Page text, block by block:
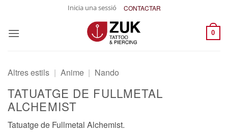
content
Inicia una sessió CONTACTAR
0
Altres estils | Anime | Nando
TATUATGE DE FULLMETAL
ALCHEMIST
Tatuatge de Fullmetal Alchemist.